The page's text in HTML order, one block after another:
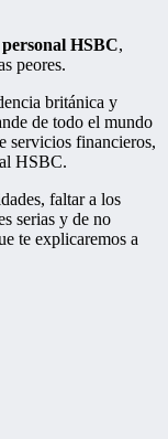
HSBC,
peores.
británica y
de todo el mundo
servicios financieros,
HSBC.
faltar a los
serias y de no
te explicaremos a